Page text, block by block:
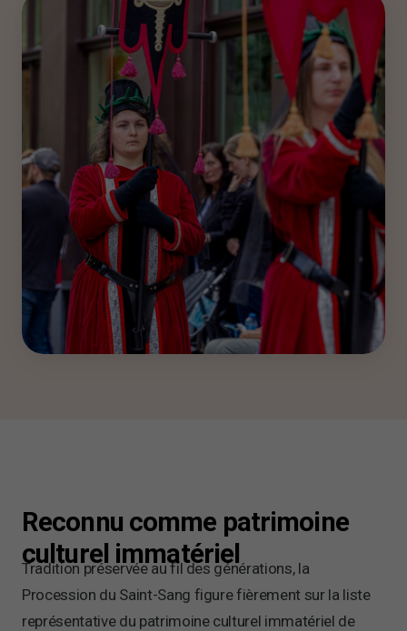
Reconnu comme patrimoine
culturel immatériel
Tradition préservée au fil des générations, la
Procession du Saint-Sang figure fièrement sur la liste
représentative du patrimoine culturel immatériel de